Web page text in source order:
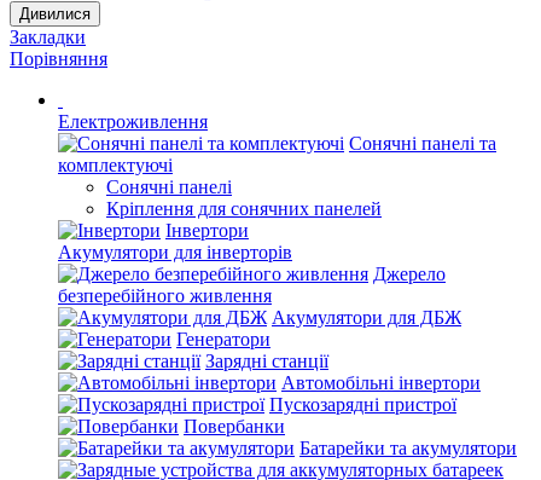
Дивилися
Закладки
Порівняння
Електроживлення
Сонячні панелі та
комплектуючі
Сонячні панелі
Кріплення для сонячних панелей
Інвертори
Акумулятори для інверторів
Джерело
безперебійного живлення
Акумулятори для ДБЖ
Генератори
Зарядні станції
Автомобільні інвертори
Пускозарядні пристрої
Повербанки
Батарейки та акумулятори